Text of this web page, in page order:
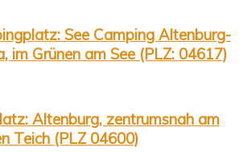
See Camping Altenburg-
im Grünen am See (PLZ: 04617)
Altenburg, zentrumsnah am
Teich (PLZ 04600)